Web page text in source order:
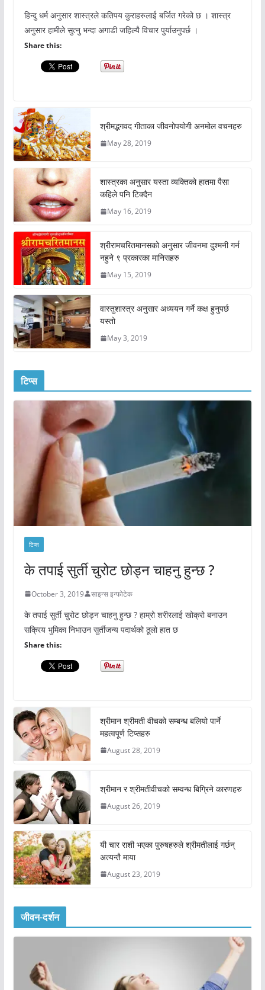
हिन्दु धर्म अनुसार शास्त्रले कतिपय कुराहरुलाई बर्जित गरेको छ । शास्त्र
अनुसार हामीले सुत्नु भन्दा अगाडी जहिल्यै विचार पुर्याउनुपर्छ ।
Share this:
श्रीमद्भगवद गीताका जीवनोपयोगी अनमोल वचनहरु
May 28, 2019
शास्त्रका अनुसार यस्ता व्यक्तिको हातमा पैसा
कहिले पनि टिक्दैन
May 16, 2019
श्रीरामचरितमानसको अनुसार जीवनमा दुश्मनी गर्न
नहुने ९ प्रकारका मानिसहरु
May 15, 2019
वास्तुशास्त्र अनुसार अध्ययन गर्ने कक्ष हुनुपर्छ
यस्तो
May 3, 2019
टिप्स
टिप्स
के तपाई सुर्ती चुरोट छोड्न चाहनु हुन्छ ?
October 3, 2019 साइन्स इन्फोटेक
के तपाई सुर्ती चुरोट छोड्न चाहनु हुन्छ ? हाम्रो शरीरलाई खोक्रो बनाउन
सक्रिय भुमिका निभाउन सुर्तीजन्य पदार्थको ठूलो हात छ
Share this:
श्रीमान श्रीमती वीचको सम्बन्ध बलियो पार्ने
महत्वपूर्ण टिप्सहरु
August 28, 2019
श्रीमान र श्रीमतीवीचको सम्वन्ध बिग्रिने कारणहरु
August 26, 2019
यी चार राशी भएका पुरुषहरुले श्रीमतीलाई गर्छन्
अत्यन्तै माया
August 23, 2019
जीवन-दर्शन